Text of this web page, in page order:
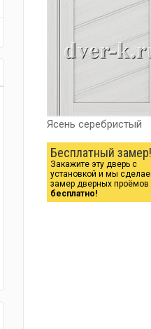
Ясень серебристый
Бесплатный замер!
Закажите эту дверь с
установкой и мы
замер дверных проёмов
бесплатно!